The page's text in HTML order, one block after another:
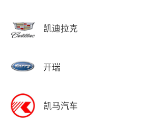
凯迪拉克
开瑞
凯马汽车